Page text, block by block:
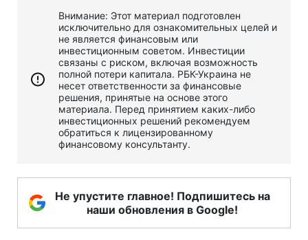
Внимание: Этот материал подготовлен
исключительно для ознакомительных целей и
не является финансовым или
инвестиционным советом. Инвестиции
связаны с риском, включая возможность
полной потери капитала. РБК-Украина не
несет ответственности за финансовые
решения, принятые на основе этого
материала. Перед принятием каких-либо
инвестиционных решений рекомендуем
обратиться к лицензированному
финансовому консультанту.
Не упустите главное! Подпишитесь на
наши обновления в Google!